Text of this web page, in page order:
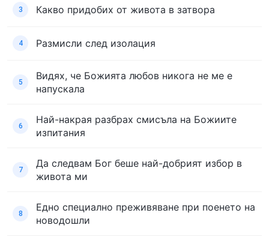
3 Какво придобих от живота в затвора
4 Размисли след изолация
5
Видях, че Божията любов никога не ме е
напускала
6
Най-накрая разбрах смисъла на Божиите
изпитания
7
Да следвам Бог беше най-добрият избор в
живота ми
8
Едно специално преживяване при поенето на
новодошли